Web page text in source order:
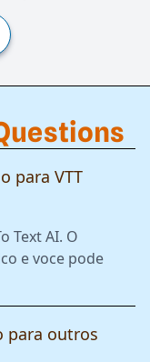
para VTT
Text AI. O
e voce pode
para outros